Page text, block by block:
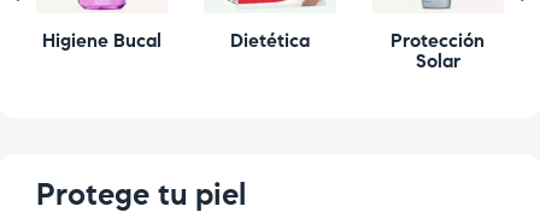
Higiene Bucal Dietética
Protección
Solar
Protege tu piel